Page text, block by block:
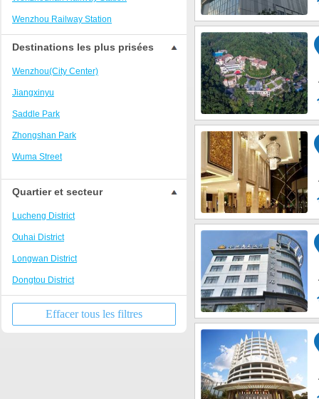
Wenzhou Binhai Economic Development
Zone
Yaoxi Scenic Area
The European City Area
Shuangyu Passenger Transportation Center
Zone
Wenzhou International Expo Center Zone
Dongtou Passenger Terminal
Wenzhou Railway Station
Destinations les plus prisées
Wenzhou(City Center)
Jiangxinyu
Saddle Park
Zhongshan Park
Wuma Street
Kai Tai Department Store
Intime Department Store
Times Square
Embroidered Hill Park
Century Plaza
Jingshan Park
Convention and Exhibition
Wenzhou International Convention and
Quartier et secteur
Lucheng District
Ouhai District
Longwan District
Dongtou District
Effacer tous les filtres